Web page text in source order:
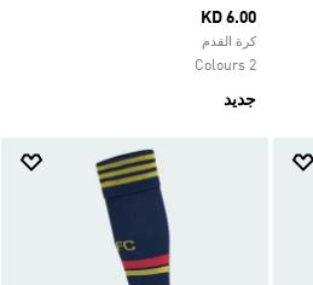
KD 6.00
كرة القدم
2 Colours
جديد